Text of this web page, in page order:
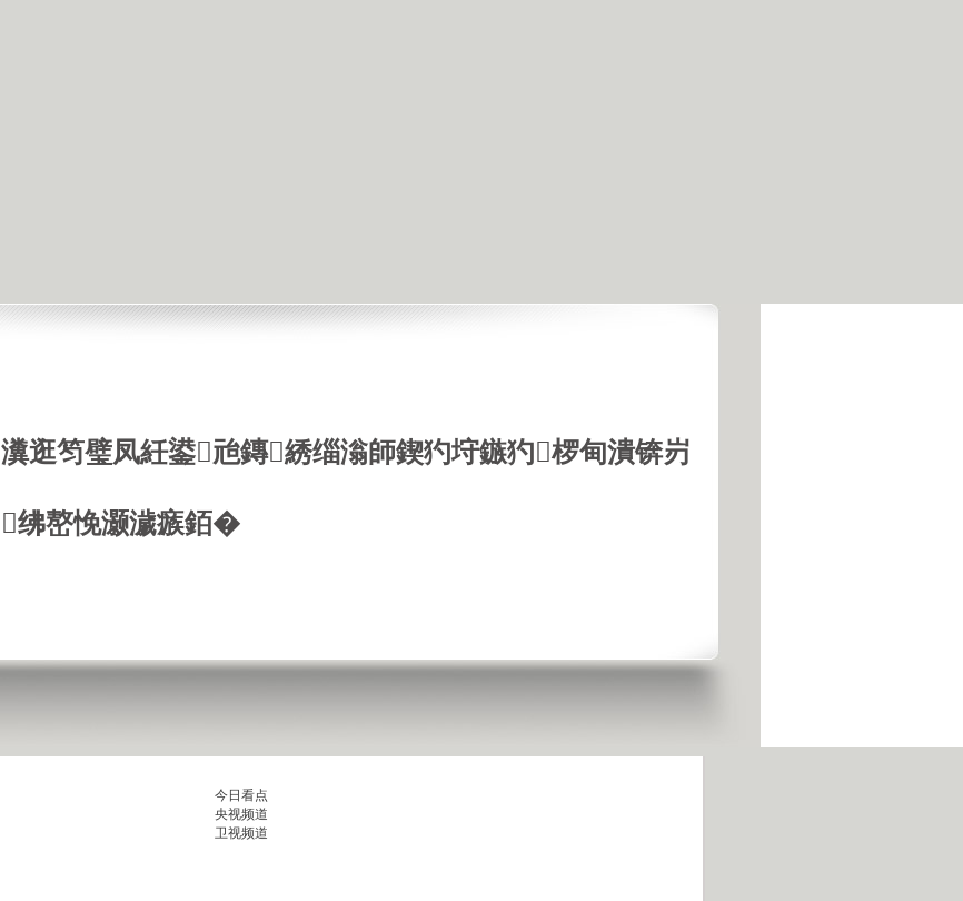
瀵逛笉璧凤紝鍙兘鏄綉缁滃師鍥犳垨鏃犳椤甸潰锛岃
绋嶅悗灏濊瘯銆�
今日看点
央视频道
卫视频道